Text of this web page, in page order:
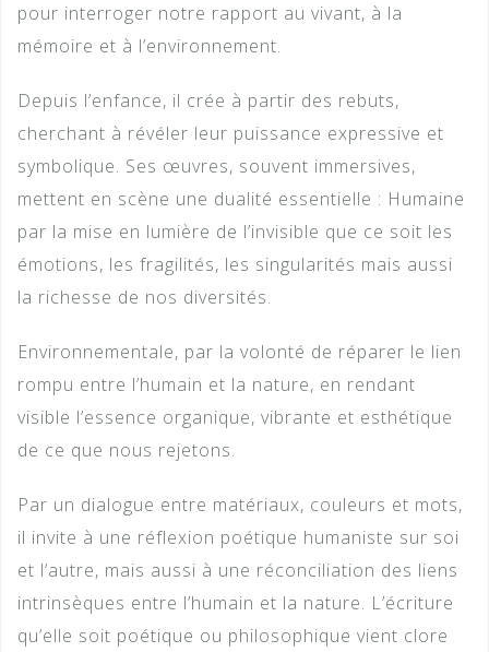
pour interroger notre rapport au vivant, à la
mémoire et à l’environnement.
Depuis l’enfance, il crée à partir des rebuts,
cherchant à révéler leur puissance expressive et
symbolique. Ses œuvres, souvent immersives,
mettent en scène une dualité essentielle : Humaine
par la mise en lumière de l’invisible que ce soit les
émotions, les fragilités, les singularités mais aussi
la richesse de nos diversités.
Environnementale, par la volonté de réparer le lien
rompu entre l’humain et la nature, en rendant
visible l’essence organique, vibrante et esthétique
de ce que nous rejetons.
Par un dialogue entre matériaux, couleurs et mots,
il invite à une réflexion poétique humaniste sur soi
et l’autre, mais aussi à une réconciliation des liens
intrinsèques entre l’humain et la nature. L’écriture
qu’elle soit poétique ou philosophique vient clore